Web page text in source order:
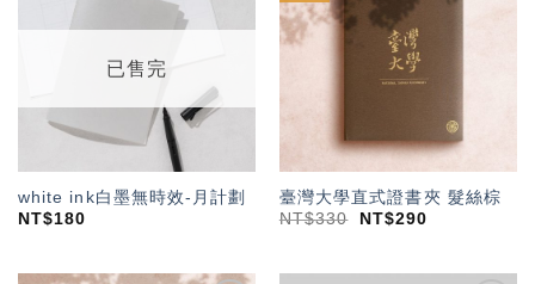
望輕
已售完
white ink白墨無時效-月計劃
NT$180
臺灣大學直式證書夾 髮絲棕
NT$330 NT$290